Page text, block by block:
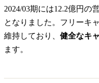
2024/03期には12.2億円の
となりました。フリーキ
維持しており、 健全なキ
ます。